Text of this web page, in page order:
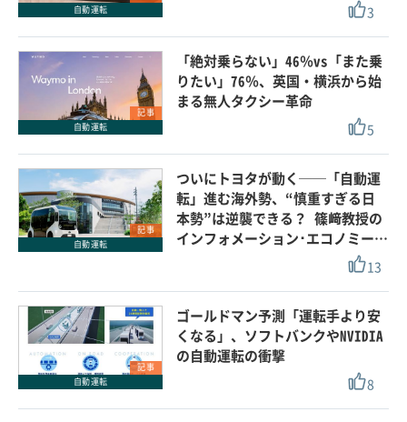
自動運転
3
記事
自動運転
「絶対乗らない」46％vs「また乗
りたい」76％、英国・横浜から始
まる無人タクシー革命
5
記事
自動運転
ついにトヨタが動く──「自動運
転」進む海外勢、“慎重すぎる日
本勢”は逆襲できる？ 篠﨑教授の
インフォメーション･エコノミー…
13
記事
自動運転
ゴールドマン予測「運転手より安
くなる」、ソフトバンクやNVIDIA
の自動運転の衝撃
8